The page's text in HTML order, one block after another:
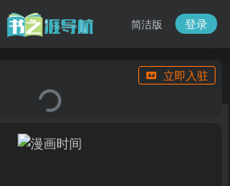
简洁版 登录
立即入驻